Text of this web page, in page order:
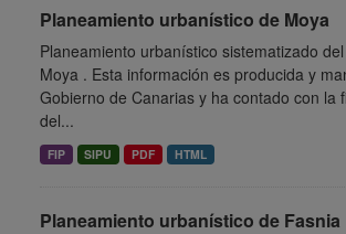
Planeamiento urbanístico de Moya
Planeamiento urbanístico sistematizado
Moya . Esta información es producida y
Gobierno de Canarias y ha contado con la
del...
FIP SIPU PDF HTML
Planeamiento urbanístico de Fasnia